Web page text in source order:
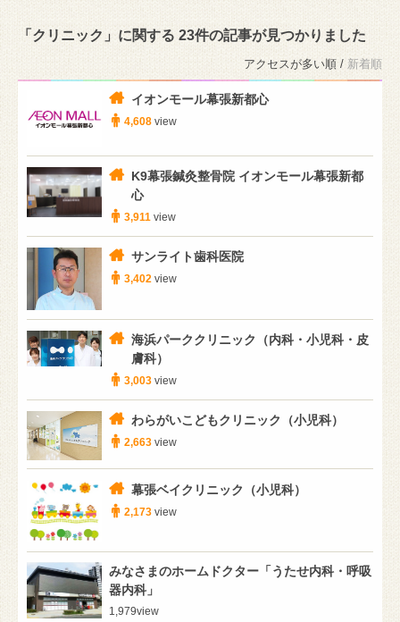
「クリニック」に関する 23件の記事が見つかりました
アクセスが多い順 / 新着順
イオンモール幕張新都心
4,608 view
K9幕張鍼灸整骨院 イオンモール幕張新都
心
3,911 view
サンライト歯科医院
3,402 view
海浜パーククリニック（内科・小児科・皮
膚科）
3,003 view
わらがいこどもクリニック（小児科）
2,663 view
幕張ベイクリニック（小児科）
2,173 view
みなさまのホームドクター「うたせ内科・呼吸
器内科」
1,979view